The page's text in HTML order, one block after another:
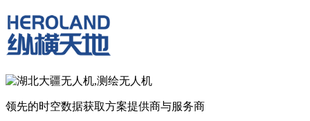
领先的时空数据获取方案提供商与服务商